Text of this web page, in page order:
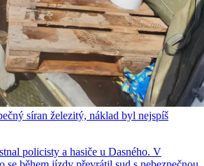
síran železitý, náklad byl nejspíš
policisty a hasiče u Dasného. V